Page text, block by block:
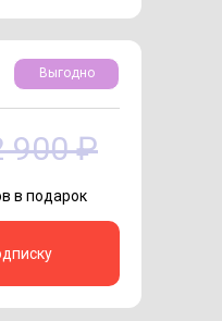
в подарок
900 ₽
Выгодно